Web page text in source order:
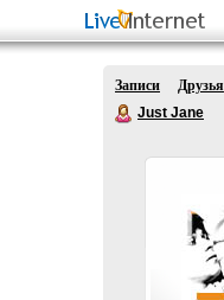
Записи Друзья
Just Jane